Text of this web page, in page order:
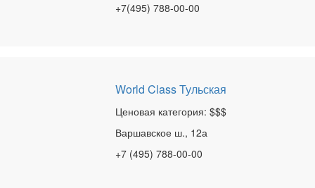
+7(495) 788-00-00
World Class Тульская
Ценовая категория: $$$
Варшавское ш., 12а
+7 (495) 788-00-00